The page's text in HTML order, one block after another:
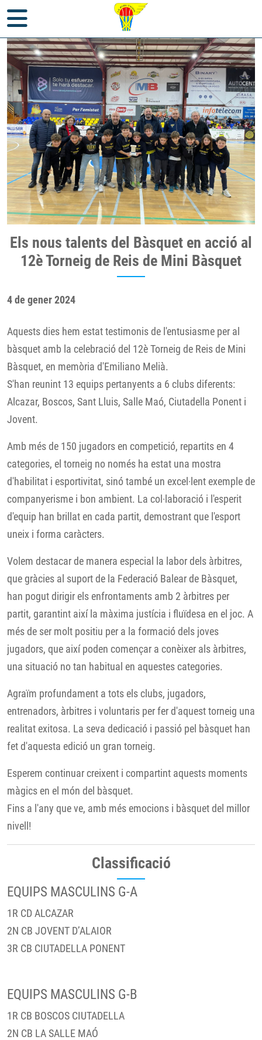
Torneig de Reis de Mini Bàsquet
Els nous talents del Bàsquet en acció al
12è Torneig de Reis de Mini Bàsquet
4 de gener 2024
Aquests dies hem estat testimonis de l'entusiasme per al
bàsquet amb la celebració del 12è Torneig de Reis de Mini
Bàsquet, en memòria d'Emiliano Melià.
S'han reunint 13 equips pertanyents a 6 clubs diferents:
Alcazar, Boscos, Sant Lluis, Salle Maó, Ciutadella Ponent i
Jovent.
Amb més de 150 jugadors en competició, repartits en 4
categories, el torneig no només ha estat una mostra
d'habilitat i esportivitat, sinó també un excel·lent exemple de
companyerisme i bon ambient. La col·laboració i l'esperit
d'equip han brillat en cada partit, demostrant que l'esport
uneix i forma caràcters.
Volem destacar de manera especial la labor dels àrbitres,
que gràcies al suport de la Federació Balear de Bàsquet,
han pogut dirigir els enfrontaments amb 2 àrbitres per
partit, garantint així la màxima justícia i fluïdesa en el joc. A
més de ser molt positiu per a la formació dels joves
jugadors, que així poden començar a conèixer als àrbitres,
una situació no tan habitual en aquestes categories.
Agraïm profundament a tots els clubs, jugadors,
entrenadors, àrbitres i voluntaris per fer d'aquest torneig una
realitat exitosa. La seva dedicació i passió pel bàsquet han
fet d'aquesta edició un gran torneig.
Esperem continuar creixent i compartint aquests moments
màgics en el món del bàsquet.
Fins a l'any que ve, amb més emocions i bàsquet del millor
nivell!
Classificació
EQUIPS MASCULINS G-A
1R CD ALCAZAR
2N CB JOVENT D’ALAIOR
3R CB CIUTADELLA PONENT
EQUIPS MASCULINS G-B
1R CB BOSCOS CIUTADELLA
2N CB LA SALLE MAÓ